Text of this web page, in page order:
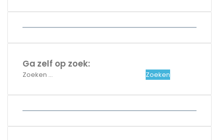
laptop?
Ga zelf op zoek:
Zoeken